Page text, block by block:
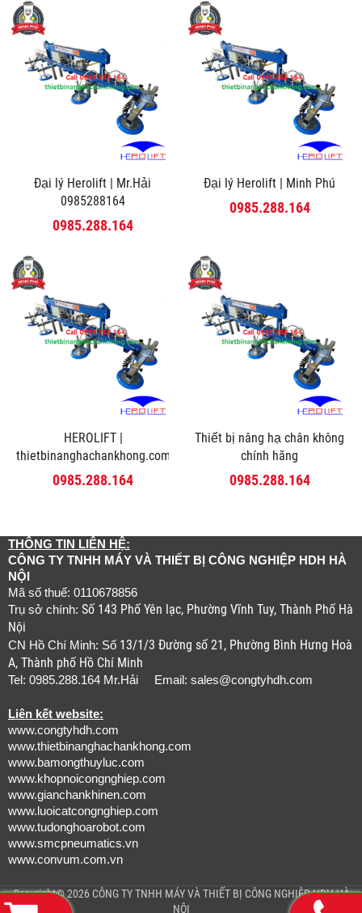
Đại lý Herolift | Mr.Hải
0985288164
0985.288.164
Đại lý Herolift | Minh Phú
0985.288.164
HEROLIFT |
thietbinanghachankhong.com
0985.288.164
Thiết bị nâng hạ chân không
chính hãng
0985.288.164
THÔNG TIN LIÊN HỆ:
CÔNG TY TNHH MÁY VÀ THIẾT BỊ CÔNG NGHIỆP HDH HÀ
NỘI
Mã số thuế: 0110678856
Trụ sở chính: Số 143 Phố Yên lạc, Phường Vĩnh Tuy, Thành Phố Hà
Nội
CN Hồ Chí Minh: Số 13/1/3 Đường số 21, Phường Bình Hưng Hoà
A, Thành phố Hồ Chí Minh
Tel: 0985.288.164 Mr.Hải Email: sales@congtyhdh.com
Liên kết website:
www.congtyhdh.com
www.thietbinanghachankhong.com
www.bamongthuyluc.com
www.khopnoicongnghiep.com
www.gianchankhinen.com
www.luoicatcongnghiep.com
www.tudonghoarobot.com
www.smcpneumatics.vn
www.convum.com.vn
Copyright© 2026 CÔNG TY TNHH MÁY VÀ THIẾT BỊ CÔNG NGHIỆP HDH HÀ
NỘI